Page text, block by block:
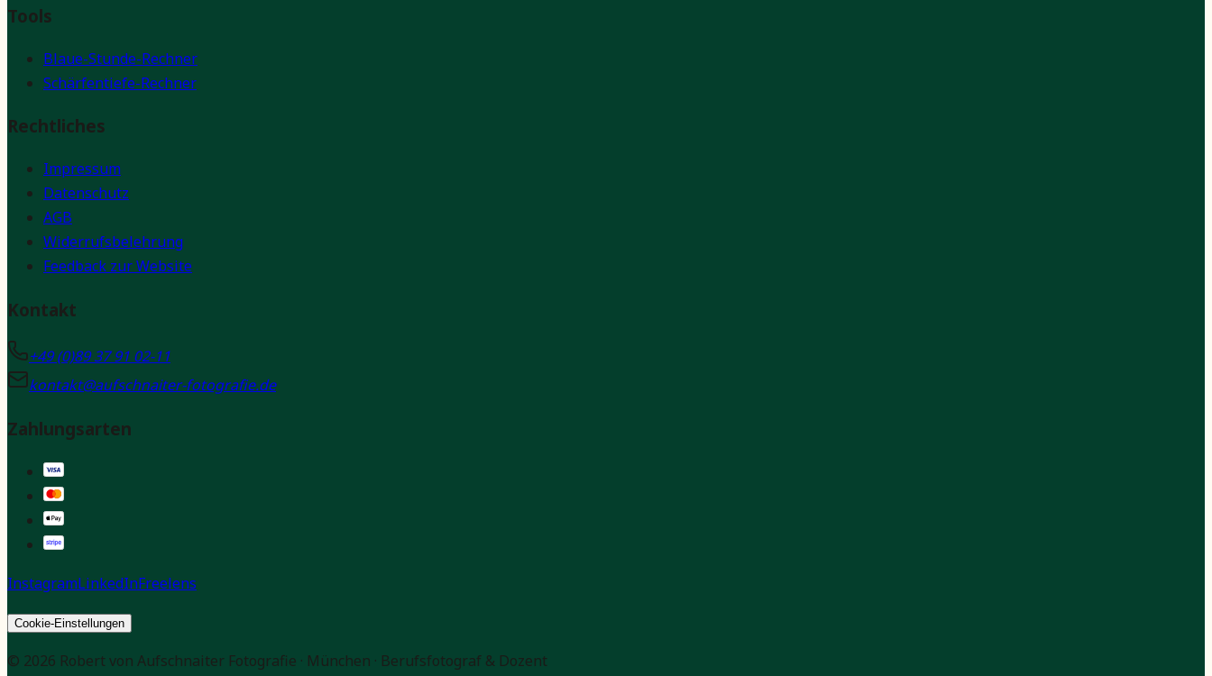
Tools
Blaue-Stunde-Rechner
Schärfentiefe-Rechner
Rechtliches
Impressum
Datenschutz
AGB
Widerrufsbelehrung
Feedback zur Website
Kontakt
+49 (0)89 37 91 02-11
kontakt@aufschnaiter-fotografie.de
Zahlungsarten
InstagramLinkedInFreelens
Cookie-Einstellungen
© 2026 Robert von Aufschnaiter Fotografie · München · Berufsfotograf & Dozent